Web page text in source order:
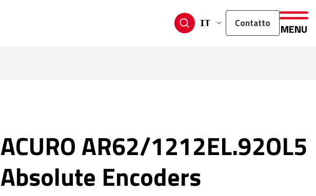
IT
Contatto MENU
ACURO AR62/1212EL.92OL5
Absolute Encoders